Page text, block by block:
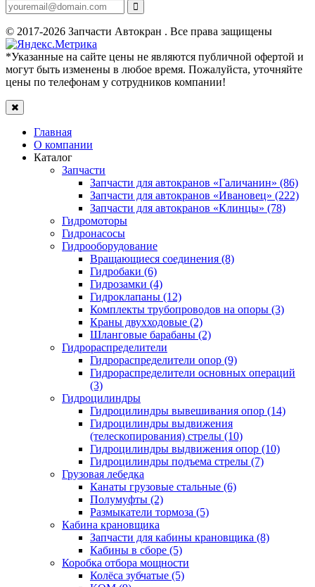
© 2017-2026 Запчасти Автокран . Все права защищены
*Указанные на сайте цены не являются публичной офертой и
могут быть изменены в любое время. Пожалуйста, уточняйте
цены по телефонам у сотрудников компании!
Главная
О компании
Каталог
Запчасти
Запчасти для автокранов «Галичанин» (86)
Запчасти для автокранов «Ивановец» (222)
Запчасти для автокранов «Клинцы» (78)
Гидромоторы
Гидронасосы
Гидрооборудование
Вращающиеся соединения (8)
Гидробаки (6)
Гидрозамки (4)
Гидроклапаны (12)
Комплекты трубопроводов на опоры (3)
Краны двухходовые (2)
Шланговые барабаны (2)
Гидрораспределители
Гидрораспределители опор (9)
Гидрораспределители основных операций
(3)
Гидроцилиндры
Гидроцилиндры вывешивания опор (14)
Гидроцилиндры выдвижения
(телескопирования) стрелы (10)
Гидроцилиндры выдвижения опор (10)
Гидроцилиндры подъема стрелы (7)
Грузовая лебедка
Канаты грузовые стальные (6)
Полумуфты (2)
Размыкатели тормоза (5)
Кабина крановщика
Запчасти для кабины крановщика (8)
Кабины в сборе (5)
Коробка отбора мощности
Колёса зубчатые (5)